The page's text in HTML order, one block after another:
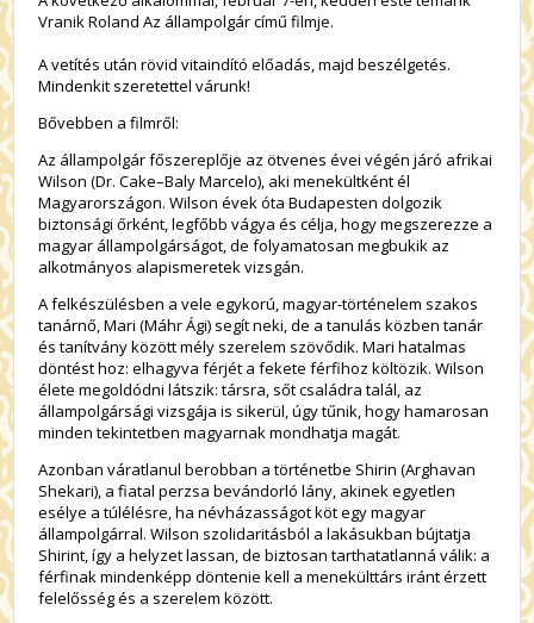
Vranik Roland Az állampolgár című filmje.
A vetítés után rövid vitaindító előadás, majd beszélgetés.
Mindenkit szeretettel várunk!
Bővebben a filmről:
Az állampolgár főszereplője az ötvenes évei végén járó afrikai
Wilson (Dr. Cake–Baly Marcelo), aki menekültként él
Magyarországon. Wilson évek óta Budapesten dolgozik
biztonsági őrként, legfőbb vágya és célja, hogy megszerezze a
magyar állampolgárságot, de folyamatosan megbukik az
alkotmányos alapismeretek vizsgán.
A felkészülésben a vele egykorú, magyar-történelem szakos
tanárnő, Mari (Máhr Ági) segít neki, de a tanulás közben tanár
és tanítvány között mély szerelem szövődik. Mari hatalmas
döntést hoz: elhagyva férjét a fekete férfihoz költözik. Wilson
élete megoldódni látszik: társra, sőt családra talál, az
állampolgársági vizsgája is sikerül, úgy tűnik, hogy hamarosan
minden tekintetben magyarnak mondhatja magát.
Azonban váratlanul berobban a történetbe Shirin (Arghavan
Shekari), a fiatal perzsa bevándorló lány, akinek egyetlen
esélye a túlélésre, ha névházasságot köt egy magyar
állampolgárral. Wilson szolidaritásból a lakásukban bújtatja
Shirint, így a helyzet lassan, de biztosan tarthatatlanná válik: a
férfinak mindenképp döntenie kell a menekülttárs iránt érzett
felelősség és a szerelem között.